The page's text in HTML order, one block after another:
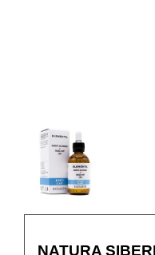
NATURA